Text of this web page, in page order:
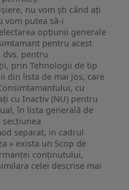
nu vom ști când ați
vom putea să-i
opțiunii generale
pentru acest
dvs. pentru
prin Tehnologii de tip
din lista de mai jos, care
cu
cu Inactiv (NU) pentru
în lista generală de
separat, in cadrul
» exista un Scop de
conținutului,
celei descrise mai